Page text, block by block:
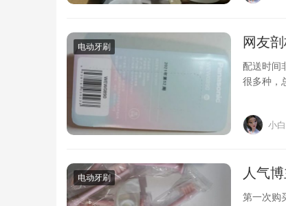
电动牙刷 网友
配送时间
很多种，
小白
电动牙刷 人气
第一次购